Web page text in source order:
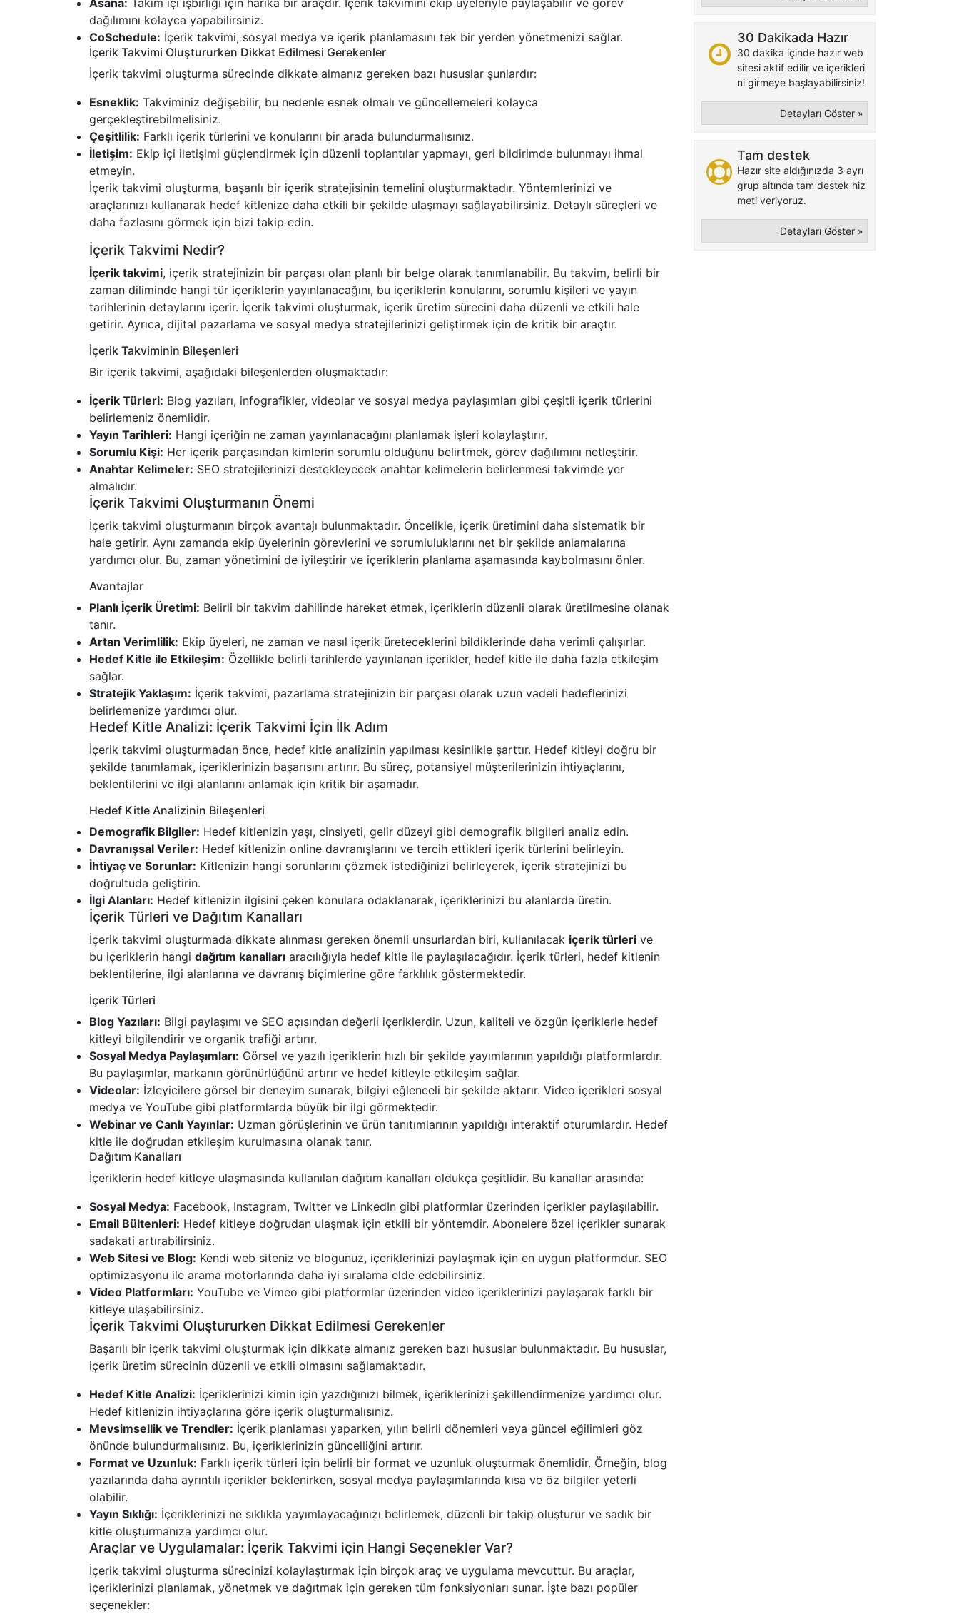
Asana: Takım içi işbirliği için harika bir araçdır. İçerik takvimini ekip üyeleriyle paylaşabilir ve görev
dağılımını kolayca yapabilirsiniz.
CoSchedule: İçerik takvimi, sosyal medya ve içerik planlamasını tek bir yerden yönetmenizi sağlar.
İçerik Takvimi Oluştururken Dikkat Edilmesi Gerekenler
İçerik takvimi oluşturma sürecinde dikkate almanız gereken bazı hususlar şunlardır:
Esneklik: Takviminiz değişebilir, bu nedenle esnek olmalı ve güncellemeleri kolayca
gerçekleştirebilmelisiniz.
Çeşitlilik: Farklı içerik türlerini ve konularını bir arada bulundurmalısınız.
İletişim: Ekip içi iletişimi güçlendirmek için düzenli toplantılar yapmayı, geri bildirimde bulunmayı ihmal
etmeyin.
İçerik takvimi oluşturma, başarılı bir içerik stratejisinin temelini oluşturmaktadır. Yöntemlerinizi ve
araçlarınızı kullanarak hedef kitlenize daha etkili bir şekilde ulaşmayı sağlayabilirsiniz. Detaylı süreçleri ve
daha fazlasını görmek için bizi takip edin.
İçerik Takvimi Nedir?
İçerik takvimi, içerik stratejinizin bir parçası olan planlı bir belge olarak tanımlanabilir. Bu takvim, belirli bir
zaman diliminde hangi tür içeriklerin yayınlanacağını, bu içeriklerin konularını, sorumlu kişileri ve yayın
tarihlerinin detaylarını içerir. İçerik takvimi oluşturmak, içerik üretim sürecini daha düzenli ve etkili hale
getirir. Ayrıca, dijital pazarlama ve sosyal medya stratejilerinizi geliştirmek için de kritik bir araçtır.
İçerik Takviminin Bileşenleri
Bir içerik takvimi, aşağıdaki bileşenlerden oluşmaktadır:
İçerik Türleri: Blog yazıları, infografikler, videolar ve sosyal medya paylaşımları gibi çeşitli içerik türlerini
belirlemeniz önemlidir.
Yayın Tarihleri: Hangi içeriğin ne zaman yayınlanacağını planlamak işleri kolaylaştırır.
Sorumlu Kişi: Her içerik parçasından kimlerin sorumlu olduğunu belirtmek, görev dağılımını netleştirir.
Anahtar Kelimeler: SEO stratejilerinizi destekleyecek anahtar kelimelerin belirlenmesi takvimde yer
almalıdır.
İçerik Takvimi Oluşturmanın Önemi
İçerik takvimi oluşturmanın birçok avantajı bulunmaktadır. Öncelikle, içerik üretimini daha sistematik bir
hale getirir. Aynı zamanda ekip üyelerinin görevlerini ve sorumluluklarını net bir şekilde anlamalarına
yardımcı olur. Bu, zaman yönetimini de iyileştirir ve içeriklerin planlama aşamasında kaybolmasını önler.
Avantajlar
Planlı İçerik Üretimi: Belirli bir takvim dahilinde hareket etmek, içeriklerin düzenli olarak üretilmesine olanak
tanır.
Artan Verimlilik: Ekip üyeleri, ne zaman ve nasıl içerik üreteceklerini bildiklerinde daha verimli çalışırlar.
Hedef Kitle ile Etkileşim: Özellikle belirli tarihlerde yayınlanan içerikler, hedef kitle ile daha fazla etkileşim
sağlar.
Stratejik Yaklaşım: İçerik takvimi, pazarlama stratejinizin bir parçası olarak uzun vadeli hedeflerinizi
belirlemenize yardımcı olur.
Hedef Kitle Analizi: İçerik Takvimi İçin İlk Adım
İçerik takvimi oluşturmadan önce, hedef kitle analizinin yapılması kesinlikle şarttır. Hedef kitleyi doğru bir
şekilde tanımlamak, içeriklerinizin başarısını artırır. Bu süreç, potansiyel müşterilerinizin ihtiyaçlarını,
beklentilerini ve ilgi alanlarını anlamak için kritik bir aşamadır.
Hedef Kitle Analizinin Bileşenleri
Demografik Bilgiler: Hedef kitlenizin yaşı, cinsiyeti, gelir düzeyi gibi demografik bilgileri analiz edin.
Davranışsal Veriler: Hedef kitlenizin online davranışlarını ve tercih ettikleri içerik türlerini belirleyin.
İhtiyaç ve Sorunlar: Kitlenizin hangi sorunlarını çözmek istediğinizi belirleyerek, içerik stratejinizi bu
doğrultuda geliştirin.
İlgi Alanları: Hedef kitlenizin ilgisini çeken konulara odaklanarak, içeriklerinizi bu alanlarda üretin.
İçerik Türleri ve Dağıtım Kanalları
İçerik takvimi oluşturmada dikkate alınması gereken önemli unsurlardan biri, kullanılacak içerik türleri ve
bu içeriklerin hangi dağıtım kanalları aracılığıyla hedef kitle ile paylaşılacağıdır. İçerik türleri, hedef kitlenin
beklentilerine, ilgi alanlarına ve davranış biçimlerine göre farklılık göstermektedir.
İçerik Türleri
Blog Yazıları: Bilgi paylaşımı ve SEO açısından değerli içeriklerdir. Uzun, kaliteli ve özgün içeriklerle hedef
kitleyi bilgilendirir ve organik trafiği artırır.
Sosyal Medya Paylaşımları: Görsel ve yazılı içeriklerin hızlı bir şekilde yayımlarının yapıldığı platformlardır.
Bu paylaşımlar, markanın görünürlüğünü artırır ve hedef kitleyle etkileşim sağlar.
Videolar: İzleyicilere görsel bir deneyim sunarak, bilgiyi eğlenceli bir şekilde aktarır. Video içerikleri sosyal
medya ve YouTube gibi platformlarda büyük bir ilgi görmektedir.
Webinar ve Canlı Yayınlar: Uzman görüşlerinin ve ürün tanıtımlarının yapıldığı interaktif oturumlardır. Hedef
kitle ile doğrudan etkileşim kurulmasına olanak tanır.
Dağıtım Kanalları
İçeriklerin hedef kitleye ulaşmasında kullanılan dağıtım kanalları oldukça çeşitlidir. Bu kanallar arasında:
Sosyal Medya: Facebook, Instagram, Twitter ve LinkedIn gibi platformlar üzerinden içerikler paylaşılabilir.
Email Bültenleri: Hedef kitleye doğrudan ulaşmak için etkili bir yöntemdir. Abonelere özel içerikler sunarak
sadakati artırabilirsiniz.
Web Sitesi ve Blog: Kendi web siteniz ve blogunuz, içeriklerinizi paylaşmak için en uygun platformdur. SEO
optimizasyonu ile arama motorlarında daha iyi sıralama elde edebilirsiniz.
Video Platformları: YouTube ve Vimeo gibi platformlar üzerinden video içeriklerinizi paylaşarak farklı bir
kitleye ulaşabilirsiniz.
İçerik Takvimi Oluştururken Dikkat Edilmesi Gerekenler
Başarılı bir içerik takvimi oluşturmak için dikkate almanız gereken bazı hususlar bulunmaktadır. Bu hususlar,
içerik üretim sürecinin düzenli ve etkili olmasını sağlamaktadır.
Hedef Kitle Analizi: İçeriklerinizi kimin için yazdığınızı bilmek, içeriklerinizi şekillendirmenize yardımcı olur.
Hedef kitlenizin ihtiyaçlarına göre içerik oluşturmalısınız.
Mevsimsellik ve Trendler: İçerik planlaması yaparken, yılın belirli dönemleri veya güncel eğilimleri göz
önünde bulundurmalısınız. Bu, içeriklerinizin güncelliğini artırır.
Format ve Uzunluk: Farklı içerik türleri için belirli bir format ve uzunluk oluşturmak önemlidir. Örneğin, blog
yazılarında daha ayrıntılı içerikler beklenirken, sosyal medya paylaşımlarında kısa ve öz bilgiler yeterli
olabilir.
Yayın Sıklığı: İçeriklerinizi ne sıklıkla yayımlayacağınızı belirlemek, düzenli bir takip oluşturur ve sadık bir
kitle oluşturmanıza yardımcı olur.
Araçlar ve Uygulamalar: İçerik Takvimi için Hangi Seçenekler Var?
İçerik takvimi oluşturma sürecinizi kolaylaştırmak için birçok araç ve uygulama mevcuttur. Bu araçlar,
içeriklerinizi planlamak, yönetmek ve dağıtmak için gereken tüm fonksiyonları sunar. İşte bazı popüler
seçenekler:
30 Dakikada Hazır
30 dakika içinde hazır web
sitesi aktif edilir ve içerikleri
ni girmeye başlayabilirsiniz!
Detayları Göster »
Tam destek
Hazır site aldığınızda 3 ayrı
grup altında tam destek hiz
meti veriyoruz.
Detayları Göster »